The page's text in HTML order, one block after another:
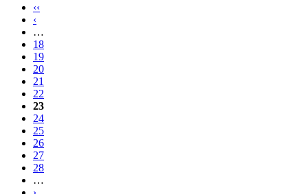
‹‹
‹
…
18
19
20
21
22
23
24
25
26
27
28
…